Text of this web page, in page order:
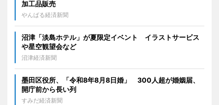
加工品販売
やんばる経済新聞
沼津「淡島ホテル」が夏限定イベント イラストサービス
や星空観望会など
沼津経済新聞
墨田区役所、「令和8年8月8日婚」 300人超が婚姻届、
開庁前から長い列
すみだ経済新聞